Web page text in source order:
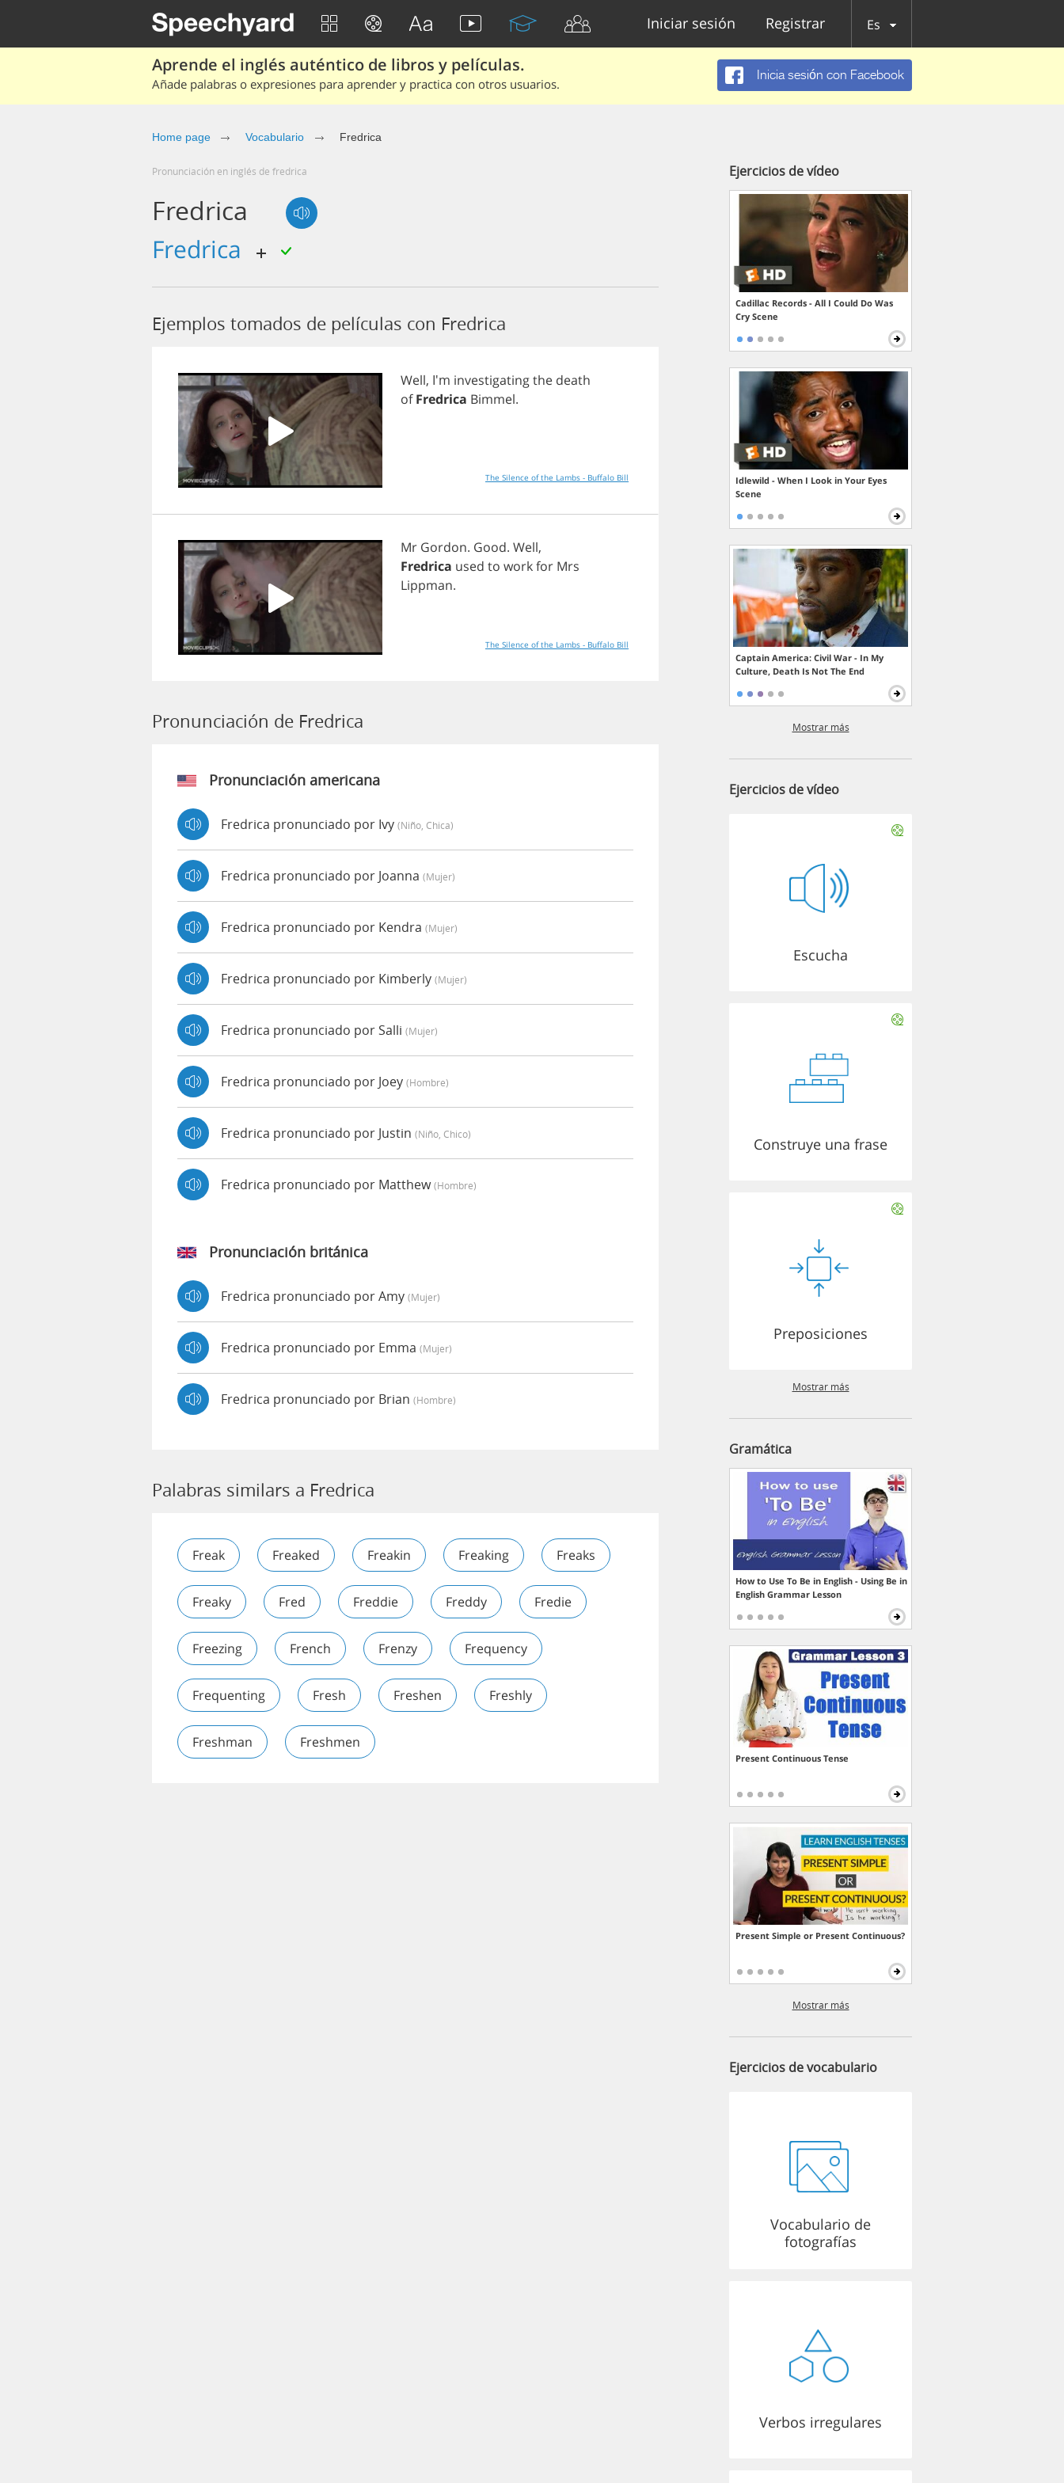
Iniciar sesión Registrar Es
Aprende el inglés auténtico de libros y películas.
Añade palabras o expresiones para aprender y practica con otros usuarios.
Inicia sesión con Facebook
Home page Vocabulario Fredrica
Pronunciación en inglés de fredrica
Fredrica
fredrica
Ejemplos tomados de películas con Fredrica
Well, I'm investigatingthe death
of Fredrica Bimmel.
The Silence of the Lambs - Buffalo Bill
Mr Gordon. Good. Well,
Fredrica used to workfor Mrs
Lippman.
The Silence of the Lambs - Buffalo Bill
Pronunciación de Fredrica
Pronunciación americana
Fredrica pronunciado por Ivy (niño, Chica)
Fredrica pronunciado por Joanna (mujer)
Fredrica pronunciado por Kendra (mujer)
Fredrica pronunciado por Kimberly (mujer)
Fredrica pronunciado por Salli (mujer)
Fredrica pronunciado por Joey (hombre)
Fredrica pronunciado por Justin (niño, Chico)
Fredrica pronunciado por Matthew(hombre)
Pronunciación británica
Fredrica pronunciado por Amy (mujer)
Fredrica pronunciado por Emma (mujer)
Fredrica pronunciado por Brian (hombre)
Palabras similars a Fredrica
Freak Freaked Freakin Freaking Freaks
Freaky Fred Freddie Freddy Fredie
Freezing French Frenzy Frequency
Frequenting Fresh Freshen Freshly
Freshman Freshmen
Ejercicios de vídeo
Cadillac Records - All I Could Do Was
Cry Scene
Idlewild - When I Look in Your Eyes
Scene
Captain America: Civil War - In My
Culture, Death Is Not The End
Mostrar más
Ejercicios de vídeo
Escucha
Construye una frase
Preposiciones
Mostrar más
Gramática
How to Use To Be in English - Using Be in
English Grammar Lesson
Present Continuous Tense
Present Simple or Present Continuous?
Mostrar más
Ejercicios de vocabulario
Vocabulario de
fotografías
Verbos irregulares